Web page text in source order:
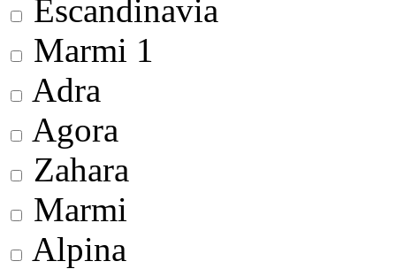
Escandinavia
Marmi 1
Adra
Agora
Zahara
Marmi
Alpina